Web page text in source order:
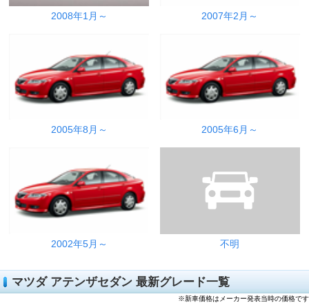
2008年1月～ 2007年2月～
2005年8月～ 2005年6月～
2002年5月～ 不明
マツダ アテンザセダン 最新グレード一覧
※新車価格はメーカー発表当時の価格です